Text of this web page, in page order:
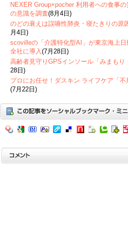
NEXER Group×pocher 利用者への食事
の意識を調査(8月4日)
のどの衰えは誤嚥性肺炎・寝たきりの原
月4日)
scovilleの「介護特化型AI」が東京海上
全社に導入 (7月28日)
高齢者見守りGPSインソール「みまもり
28日)
プロにお任せ！ダスキン ライフケア「
(7月22日)